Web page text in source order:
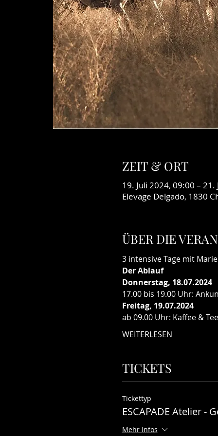
ZEIT & ORT
19. Juli 2024, 09:00 –
Elevage Delgado, 1830
ÜBER DIE
3 intensive Tage mit
Der Ablauf
Donnerstag, 18.07.2024
17.00 bis 19.00 Uhr:
Freitag, 19.07.2024
ab 09.00 Uhr: Kaffee & Tee
WEITERLESEN
TICKETS
Tickettyp
ESCAPADE Atelier -
Mehr Infos